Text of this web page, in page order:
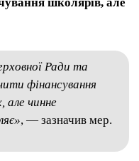
Ради та
фінансування
але чинне
, — зазначив мер.